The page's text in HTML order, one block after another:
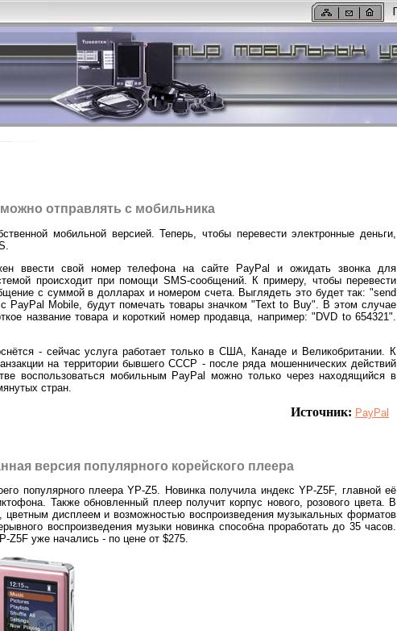
отправлять с мобильника
мобильной версией. Теперь, чтобы перевести электронные деньги,
ввести свой номер телефона на сайте PayPal и ожидать звонка для
происходит при помощи SMS-сообщений. К примеру, чтобы перевести
с суммой в долларах и номером счета. Выглядеть это будет так: "send
PayPal Mobile, будут помечать товары значком "Text to Buy". В этом случае
название товара и короткий номер продавца, например: "DVD to 654321".
- сейчас услуга работает только в США, Канаде и Великобритании. К
на территории бывшего СССР - после ряда мошеннических действий
воспользоваться мобильным PayPal можно только через находящийся в
стран.
Источник: PayPal
версия популярного корейского плеера
популярного плеера YP-Z5. Новинка получила индекс YP-Z5F, главной её
Также обновленный плеер получит корпус нового, розового цвета. В
дисплеем и возможностью воспроизведения музыкальных форматов
воспроизведения музыки новинка способна проработать до 35 часов.
Z5F уже начались - по цене от $275.